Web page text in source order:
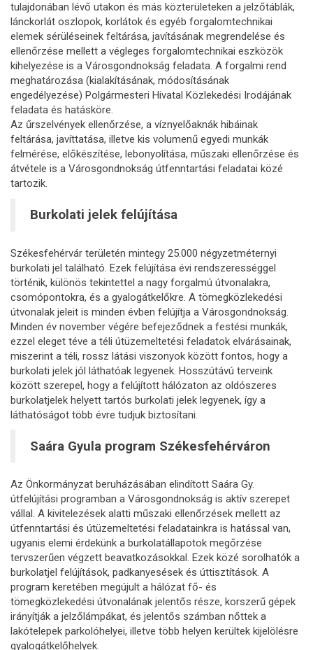
tulajdonában lévő utakon és más közterületeken a jelzőtáblák,
lánckorlát oszlopok, korlátok és egyéb forgalomtechnikai
elemek sérüléseinek feltárása, javításának megrendelése és
ellenőrzése mellett a végleges forgalomtechnikai eszközök
kihelyezése is a Városgondnokság feladata. A forgalmi rend
meghatározása (kialakításának, módosításának
engedélyezése) Polgármesteri Hivatal Közlekedési Irodájának
feladata és hatásköre.
Az űrszelvények ellenőrzése, a víznyelőaknák hibáinak
feltárása, javíttatása, illetve kis volumenű egyedi munkák
felmérése, előkészítése, lebonyolítása, műszaki ellenőrzése és
átvétele is a Városgondnokság útfenntartási feladatai közé
tartozik.
Burkolati jelek felújítása
Székesfehérvár területén mintegy 25.000 négyzetméternyi
burkolati jel található. Ezek felújítása évi rendszerességgel
történik, különös tekintettel a nagy forgalmú útvonalakra,
csomópontokra, és a gyalogátkelőkre. A tömegközlekedési
útvonalak jeleit is minden évben felújítja a Városgondnokság.
Minden év november végére befejeződnek a festési munkák,
ezzel eleget téve a téli útüzemeltetési feladatok elvárásainak,
miszerint a téli, rossz látási viszonyok között fontos, hogy a
burkolati jelek jól láthatóak legyenek. Hosszútávú terveink
között szerepel, hogy a felújított hálózaton az oldószeres
burkolatjelek helyett tartós burkolati jelek legyenek, így a
láthatóságot több évre tudjuk biztosítani.
Saára Gyula program Székesfehérváron
Az Önkormányzat beruházásában elindított Saára Gy.
útfelújítási programban a Városgondnokság is aktív szerepet
vállal. A kivitelezések alatti műszaki ellenőrzések mellett az
útfenntartási és útüzemeltetési feladatainkra is hatással van,
ugyanis elemi érdekünk a burkolatállapotok megőrzése
tervszerűen végzett beavatkozásokkal. Ezek közé sorolhatók a
burkolatjel felújítások, padkanyesések és úttisztítások. A
program keretében megújult a hálózat fő- és
tömegközlekedési útvonalának jelentős része, korszerű gépek
irányítják a jelzőlámpákat, és jelentős számban nőttek a
lakótelepek parkolóhelyei, illetve több helyen kerültek kijelölésre
gyalogátkelőhelyek.